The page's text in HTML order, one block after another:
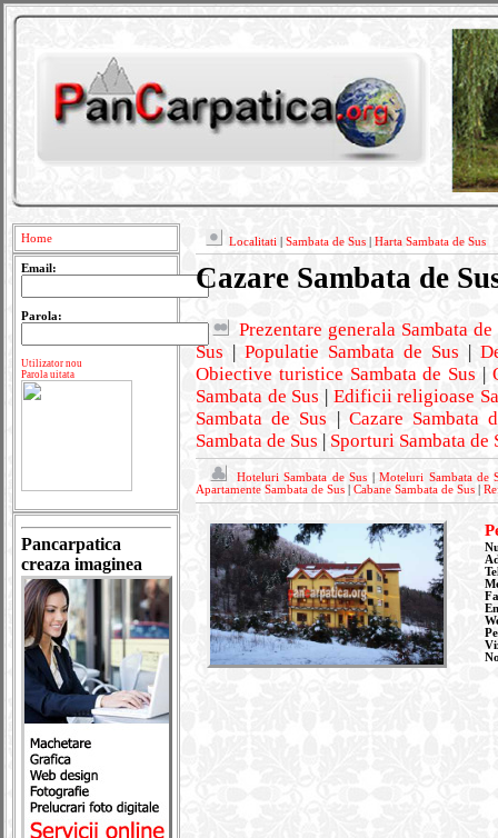
Home
Email:
Parola:
Utilizator nou
Parola uitata
Pancarpatica
creaza imaginea
Localitati Sambata de Sus Harta Sambata de Sus
Cazare Sambata de
Prezentare generala Sambata de
Sus | Populatie Sambata de Sus |
Obiective turistice Sambata de Sus |
Sambata de Sus | Edificii religioase
Sambata de Sus | Cazare Sambata
Sambata de Sus | Sporturi Sambata de
Hoteluri Sambata de Sus |Moteluri Sambata de
Apartamente Sambata de Sus
Cabane Sambata de Sus